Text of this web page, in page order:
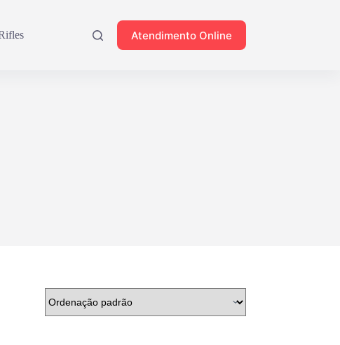
Atendimento Online